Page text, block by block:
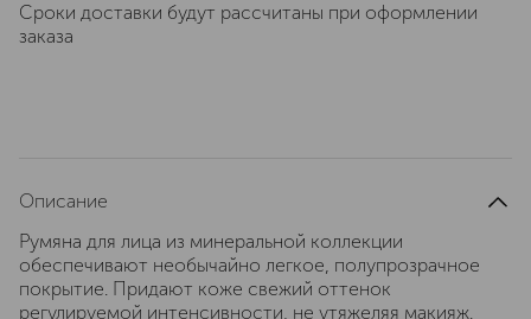
Сроки доставки будут рассчитаны при оформлении
заказа
Описание
Румяна для лица из минеральной коллекции
обеспечивают необычайно легкое, полупрозрачное
покрытие. Придают коже свежий оттенок
регулируемой интенсивности, не утяжеляя макияж.